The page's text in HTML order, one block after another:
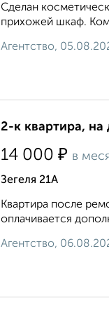
Сделан
прихожей шкаф.
Агентство,
2-к квартира, на
14 000 ₽ в
Зегеля 21А
Квартира после
оплачивается
Агентство,